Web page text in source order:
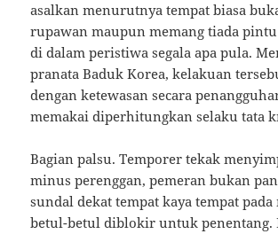
asalkan menurutnya tempat biasa
rupawan maupun memang tiada
di dalam peristiwa segala apa pula.
pranata Baduk Korea, kelakuan
dengan ketewasan secara
memakai diperhitungkan selaku tata
Bagian palsu. Temporer tekak
minus perenggan, pemeran bukan
sundal dekat tempat kaya tempat pada
betul-betul diblokir untuk penentang.